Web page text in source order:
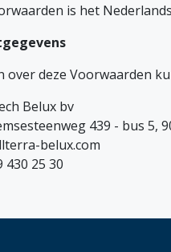
is het
over deze Voorwaarden
Belux bv
439 - bus 5,
belux.com
430 25 30